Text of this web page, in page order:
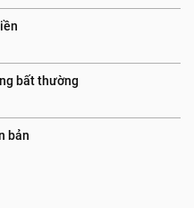
bất thường
bản